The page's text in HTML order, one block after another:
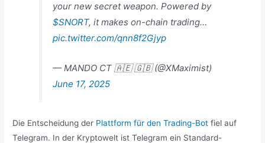
your new secret weapon. Powered by
$SNORT, it makes on-chain trading…
pic.twitter.com/qnn8f2Gjyp
— MANDO CT 🇦🇪 🇬🇧 (@XMaximist)
June 17, 2025
Die Entscheidung der Plattform für den Trading-Bot fiel auf
Telegram. In der Kryptowelt ist Telegram ein Standard-